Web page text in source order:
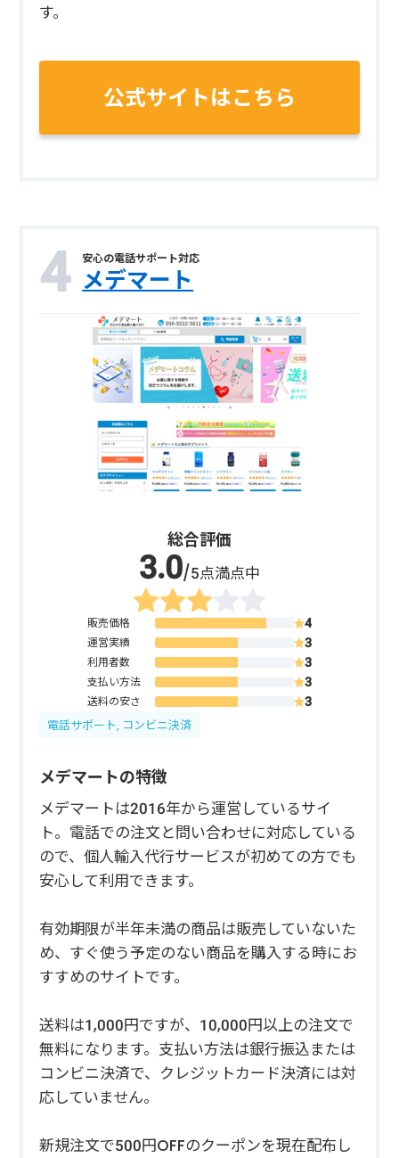
す。
公式サイトはこちら
安心の電話サポート対応
メデマート
総合評価
/5点満点中
販売価格
運営実績
利用者数
支払い方法
送料の安さ
電話サポート, コンビニ決済
メデマートの特徴
メデマートは2016年から運営しているサイ
ト。電話での注文と問い合わせに対応している
ので、個人輸入代行サービスが初めての方でも
安心して利用できます。
有効期限が半年未満の商品は販売していないた
め、すぐ使う予定のない商品を購入する時にお
すすめのサイトです。
送料は1,000円ですが、10,000円以上の注文で
無料になります。支払い方法は銀行振込または
コンビニ決済で、クレジットカード決済には対
応していません。
新規注文で500円OFFのクーポンを現在配布し